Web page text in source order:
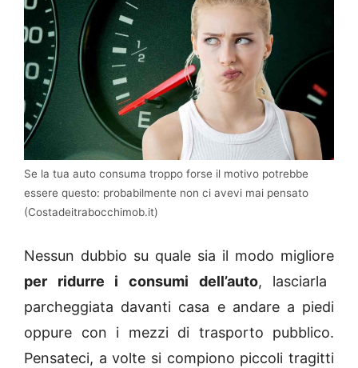
Se la tua auto consuma troppo forse il motivo potrebbe
essere questo: probabilmente non ci avevi mai pensato
(Costadeitrabocchimob.it)
Nessun dubbio su quale sia il modo migliore
per ridurre i consumi dell’auto, lasciarla
parcheggiata davanti casa e andare a piedi
oppure con i mezzi di trasporto pubblico.
Pensateci, a volte si compiono piccoli tragitti